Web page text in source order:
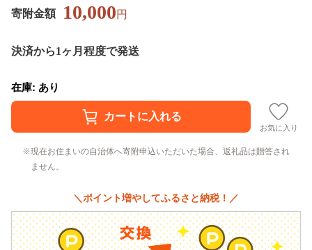
寄附金額 10,000円
決済から1ヶ月程度で発送
在庫: あり
お気に入り
現在お住まいの自治体へ寄附申込いただいた場合、返礼品は贈答され
ません。
＼ポイント増やしてふるさと納税！／